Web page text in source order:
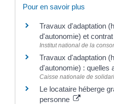
Pour en savoir plus
Travaux d'adaptation
d'autonomie) et
Institut national de la
Travaux d'adaptation
d'autonomie) : quelles
Caisse nationale de
Le locataire héberge
personne